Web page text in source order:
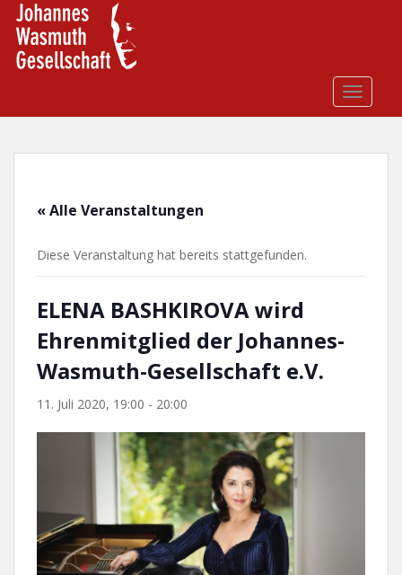
o
« Alle Veranstaltungen
Diese Veranstaltung hat bereits stattgefunden.
ELENA BASHKIROVA wird
Ehrenmitglied der Johannes-
Wasmuth-Gesellschaft e.V.
11. Juli 2020, 19:00 - 20:00